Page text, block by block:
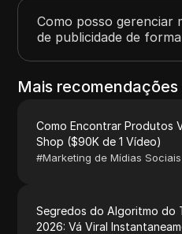
Como posso gerenciar
de publicidade de
Mais
Como Encontrar Produtos
Shop ($90K de 1 Vídeo)
#Marketing de Mídias Sociais
Segredos do Algoritmo do
2026: Vá Viral